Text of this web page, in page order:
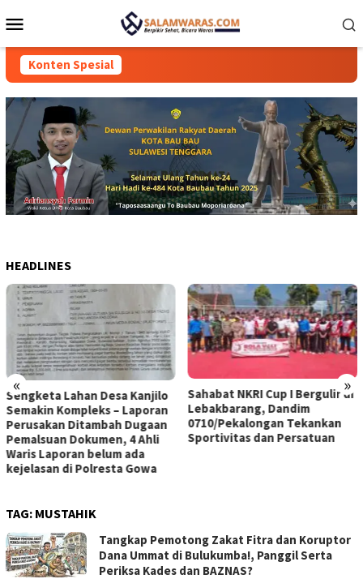
ke
Mobile
Konten Spesial
HEADLINES
« »
Sengketa Lahan Desa Kanjilo
Semakin Kompleks – Laporan
Perusakan Ditambah Dugaan
Pemalsuan Dokumen, 4 Ahli
Waris Laporan belum ada
kejelasan di Polresta Gowa
Sahabat NKRI Cup I Bergulir di
Lebakbarang, Dandim
0710/Pekalongan Tekankan
Sportivitas dan Persatuan
TAG: MUSTAHIK
Tangkap Pemotong Zakat Fitra dan Koruptor
Dana Ummat di Bulukumba!, Panggil Serta
Periksa Kades dan BAZNAS?